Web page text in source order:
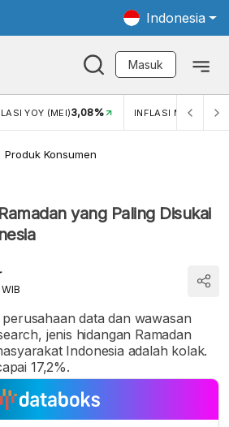
Indonesia
Masuk
YOY (MEI)3,08% INFLASI MOM (MEI)
Produk Konsumen
yang Paling Disukai
data dan wawasan
jenis hidangan Ramadan
Indonesia adalah kolak.
17,2%.